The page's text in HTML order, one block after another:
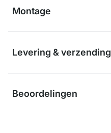
Montage
Levering & verzending
Beoordelingen